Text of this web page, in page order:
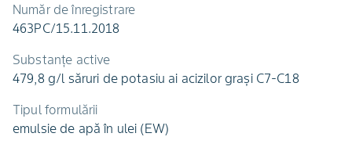
Număr de înregistrare
463PC/15.11.2018
Substanțe active
479,8 g/l săruri de potasiu ai acizilor grași C7-C18
Tipul formulării
emulsie de apă în ulei (EW)